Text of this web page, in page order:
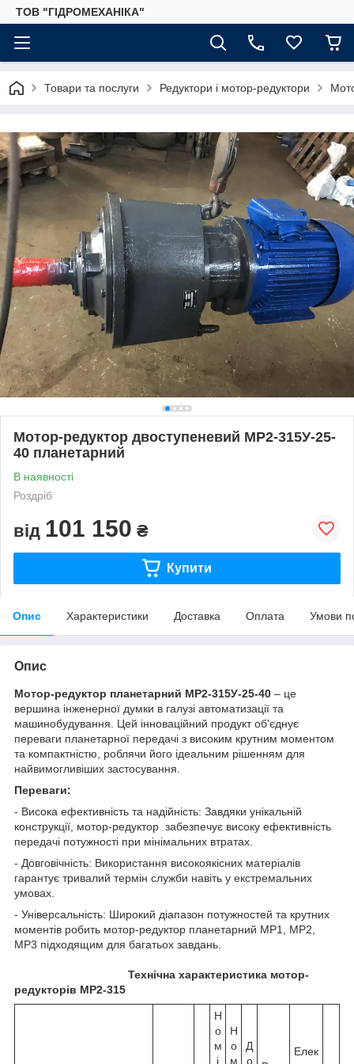
ТОВ "ГІДРОМЕХАНІКА"
Товари та послуги Редуктори і мотор-редуктори
Мотор-редуктор двоступеневий МР2-315У-25-
40 планетарний
В наявності
Роздріб
від 101 150 ₴
Купити
Опис Характеристики Доставка Оплата Умови
Опис
Мотор-редуктор планетарний МР2-315У-25-40 – це
вершина інженерної думки в галузі автоматизації та
машинобудування. Цей інноваційний продукт об'єднує
переваги планетарної передачі з високим крутним моментом
та компактністю, роблячи його ідеальним рішенням для
найвимогливіших застосування.
Переваги:
- Висока ефективність та надійність: Завдяки унікальній
конструкції, мотор-редуктор забезпечує високу ефективність
передачі потужності при мінімальних втратах.
- Довговічність: Використання високоякісних матеріалів
гарантує тривалий термін служби навіть у екстремальних
умовах.
- Універсальність: Широкий діапазон потужностей та крутних
моментів робить мотор-редуктор планетарний МР1, МР2,
МР3 підходящим для багатьох завдань.
Технічна характеристика мотор-
редукторів МР2-315
Н
о
м
і
Н
о
м
Д
о
Елек